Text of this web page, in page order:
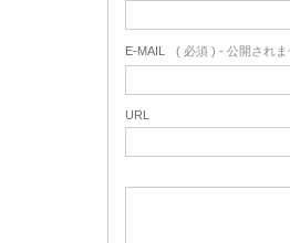
E-MAIL ( 必須 ) - 公開されま
URL